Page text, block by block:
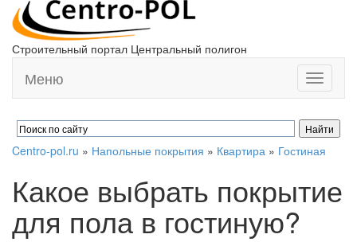
Строительный портал Центральный полигон
Toggle
Меню
Centro-pol.ru » Напольные покрытия » Квартира » Гостиная
Какое выбрать покрытие
для пола в гостиную?